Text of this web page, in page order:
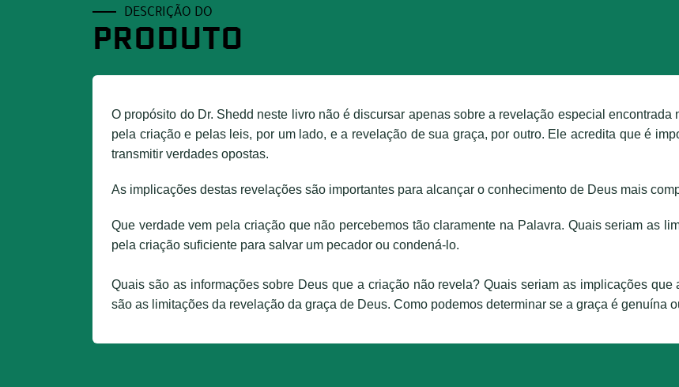
DESCRIÇÃO DO
PRODUTO
O propósito do Dr. Shedd neste livro não é discursar apenas sobre a revelação especial
pela criação e pelas leis, por um lado, e a revelação de sua graça, por outro. Ele acredita que é
transmitir verdades opostas.
As implicações destas revelações são importantes para alcançar o conhecimento de Deus mais
Que verdade vem pela criação que não percebemos tão claramente na Palavra. Quais seriam as
pela criação suficiente para salvar um pecador ou condená-lo.
Quais são as informações sobre Deus que a criação não revela? Quais seriam as implicações que
são as limitações da revelação da graça de Deus. Como podemos determinar se a graça é genuína